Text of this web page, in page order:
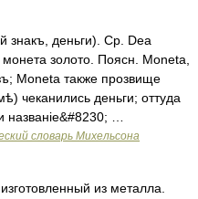
знакъ, деньги). Ср. Dea
золото. Поясн. Moneta,
Moneta также прозвище
чеканились деньги; оттуда
…
словарь Михельсона
из металла.